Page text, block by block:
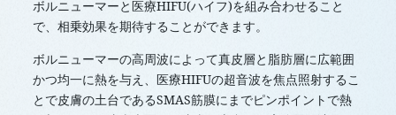
ボルニューマーと医療HIFU(ハイフ)を組み合わせること
で、相乗効果を期待することができます。
ボルニューマーの高周波によって真皮層と脂肪層に広範囲
かつ均一に熱を与え、医療HIFUの超音波を焦点照射するこ
とで皮膚の土台であるSMAS筋膜にまでピンポイントで熱